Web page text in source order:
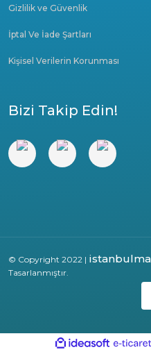
Gizlilik ve Güvenlik
İptal Ve İade Şartları
Kişisel Verilerin Korunması
Bizi Takip Edin!
© Copyright 2022 |
Tasarlanmıştır.
ideasoft